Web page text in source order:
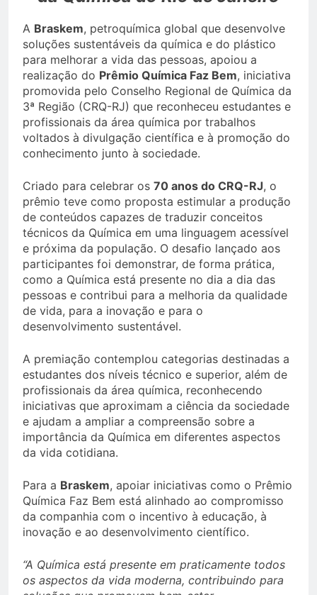
A Braskem, petroquímica global que desenvolve
soluções sustentáveis da química e do plástico
para melhorar a vida das pessoas, apoiou a
realização do Prêmio Química Faz Bem, iniciativa
promovida pelo Conselho Regional de Química da
3ª Região (CRQ-RJ) que reconheceu estudantes e
profissionais da área química por trabalhos
voltados à divulgação científica e à promoção do
conhecimento junto à sociedade.
Criado para celebrar os 70 anos do CRQ-RJ, o
prêmio teve como proposta estimular a produção
de conteúdos capazes de traduzir conceitos
técnicos da Química em uma linguagem acessível
e próxima da população. O desafio lançado aos
participantes foi demonstrar, de forma prática,
como a Química está presente no dia a dia das
pessoas e contribui para a melhoria da qualidade
de vida, para a inovação e para o
desenvolvimento sustentável.
A premiação contemplou categorias destinadas a
estudantes dos níveis técnico e superior, além de
profissionais da área química, reconhecendo
iniciativas que aproximam a ciência da sociedade
e ajudam a ampliar a compreensão sobre a
importância da Química em diferentes aspectos
da vida cotidiana.
Para a Braskem, apoiar iniciativas como o Prêmio
Química Faz Bem está alinhado ao compromisso
da companhia com o incentivo à educação, à
inovação e ao desenvolvimento científico.
“A Química está presente em praticamente todos
os aspectos da vida moderna, contribuindo para